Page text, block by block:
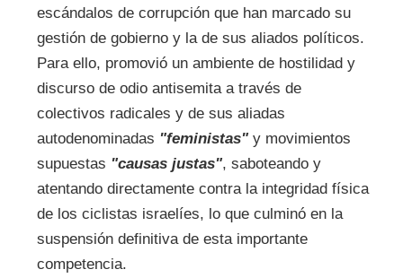
escándalos de corrupción que han marcado su
gestión de gobierno y la de sus aliados políticos.
Para ello, promovió un ambiente de hostilidad y
discurso de odio antisemita a través de
colectivos radicales y de sus aliadas
autodenominadas "feministas"y movimientos
supuestas "causas justas", saboteando y
atentando directamente contra la integridad física
de los ciclistas israelíes, lo que culminó en la
suspensión definitiva de esta importante
competencia.